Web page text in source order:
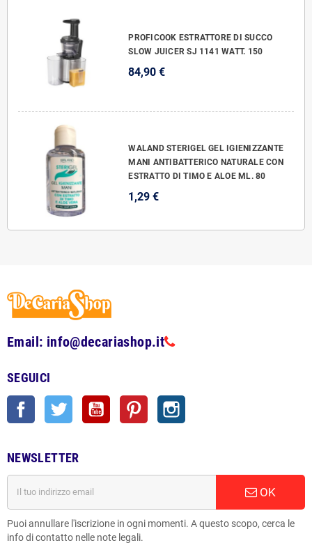
PROFICOOK ESTRATTORE DI SUCCO
SLOW JUICER SJ 1141 WATT. 150
84,90 €
WALAND STERIGEL GEL IGIENIZZANTE
MANI ANTIBATTERICO NATURALE CON
ESTRATTO DI TIMO E ALOE ML. 80
1,29 €
Email: info@decariashop.it
SEGUICI
Facebook Twitter YouTube Pinterest
NEWSLETTER
OK
Puoi annullare l'iscrizione in ogni momenti. A questo scopo, cerca le
info di contatto nelle note legali.